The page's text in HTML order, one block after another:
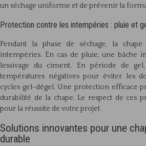
un séchage uniforme et de prévenir la
Protection contre les intempéries : pluie et
Pendant la phase de séchage, la
intempéries. En cas de pluie, une bâche
lessivage du ciment. En période de
températures négatives pour éviter les
cycles gel-dégel. Une protection efficace
durabilité de la chape. Le respect de ces
pour la réussite de votre projet.
Solutions innovantes pour une
durable